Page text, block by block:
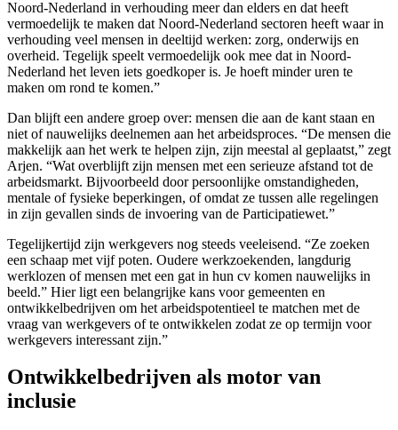
Noord-Nederland in verhouding meer dan elders en dat heeft
vermoedelijk te maken dat Noord-Nederland sectoren heeft waar in
verhouding veel mensen in deeltijd werken: zorg, onderwijs en
overheid. Tegelijk speelt vermoedelijk ook mee dat in Noord-
Nederland het leven iets goedkoper is. Je hoeft minder uren te
maken om rond te komen.”
Dan blijft een andere groep over: mensen die aan de kant staan en
niet of nauwelijks deelnemen aan het arbeidsproces. “De mensen die
makkelijk aan het werk te helpen zijn, zijn meestal al geplaatst,” zegt
Arjen. “Wat overblijft zijn mensen met een serieuze afstand tot de
arbeidsmarkt. Bijvoorbeeld door persoonlijke omstandigheden,
mentale of fysieke beperkingen, of omdat ze tussen alle regelingen
in zijn gevallen sinds de invoering van de Participatiewet.”
Tegelijkertijd zijn werkgevers nog steeds veeleisend. “Ze zoeken
een schaap met vijf poten. Oudere werkzoekenden, langdurig
werklozen of mensen met een gat in hun cv komen nauwelijks in
beeld.” Hier ligt een belangrijke kans voor gemeenten en
ontwikkelbedrijven om het arbeidspotentieel te matchen met de
vraag van werkgevers of te ontwikkelen zodat ze op termijn voor
werkgevers interessant zijn.”
Ontwikkelbedrijven als motor van
inclusie